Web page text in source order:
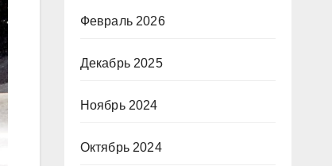
Февраль 2026
Декабрь 2025
Ноябрь 2024
Октябрь 2024